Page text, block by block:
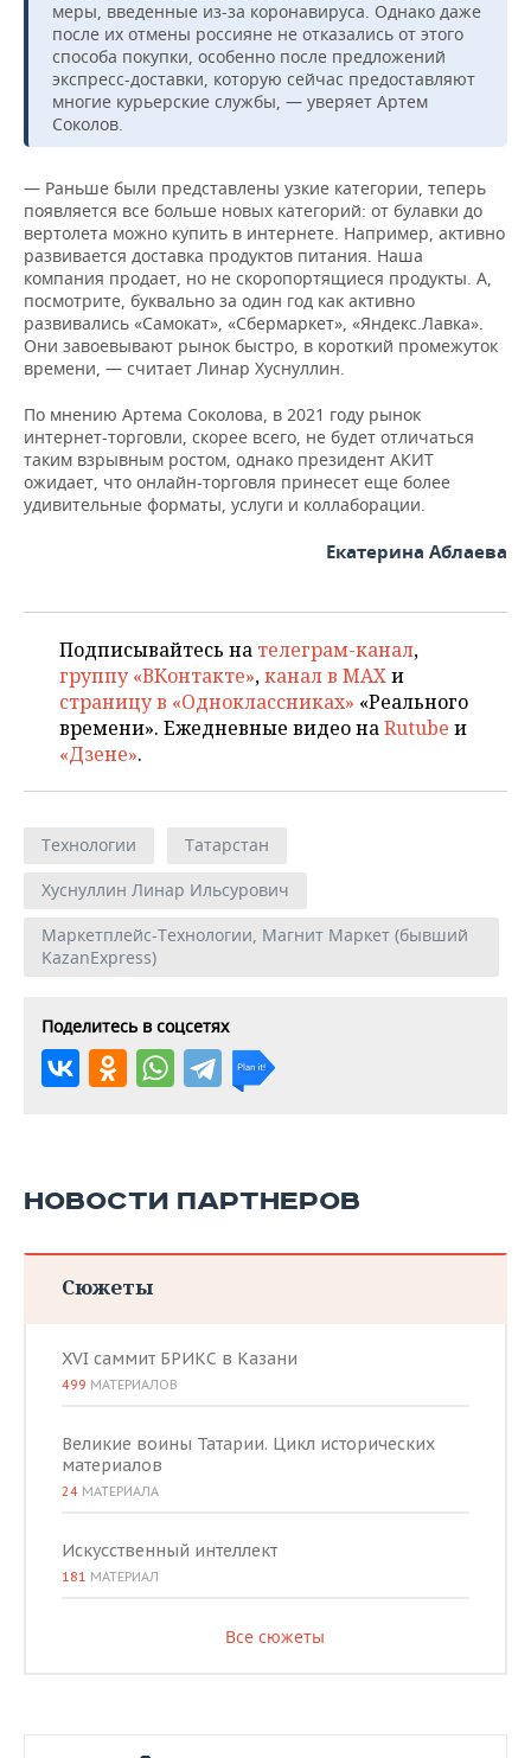
меры, введенные из-за коронавируса. Однако даже
после их отмены россияне не отказались от этого
способа покупки, особенно после предложений
экспресс-доставки, которую сейчас предоставляют
многие курьерские службы, — уверяет Артем
Соколов.
— Раньше были представлены узкие категории, теперь
появляется все больше новых категорий: от булавки до
вертолета можно купить в интернете. Например, активно
развивается доставка продуктов питания. Наша
компания продает, но не скоропортящиеся продукты. А,
посмотрите, буквально за один год как активно
развивались «Самокат», «Сбермаркет», «Яндекс.Лавка».
Они завоевывают рынок быстро, в короткий промежуток
времени, — считает Линар Хуснуллин.
По мнению Артема Соколова, в 2021 году рынок
интернет-торговли, скорее всего, не будет отличаться
таким взрывным ростом, однако президент АКИТ
ожидает, что онлайн-торговля принесет еще более
удивительные форматы, услуги и коллаборации.
Екатерина Аблаева
Подписывайтесь на телеграм-канал,
группу «ВКонтакте»,канал в MAXи
страницу в «Одноклассниках» «Реального
времени». Ежедневные видео наRutube и
«Дзене».
Технологии
Татарстан
Хуснуллин Линар Ильсурович
Маркетплейс-Технологии, Магнит Маркет (бывший
KazanExpress)
Поделитесь в соцсетях
НОВОСТИ ПАРТНЕРОВ
Сюжеты
XVI саммит БРИКС в Казани
499 МАТЕРИАЛОВ
Великие воины Татарии. Цикл исторических
материалов
24 МАТЕРИАЛА
Искусственный интеллект
181 МАТЕРИАЛ
Все сюжеты